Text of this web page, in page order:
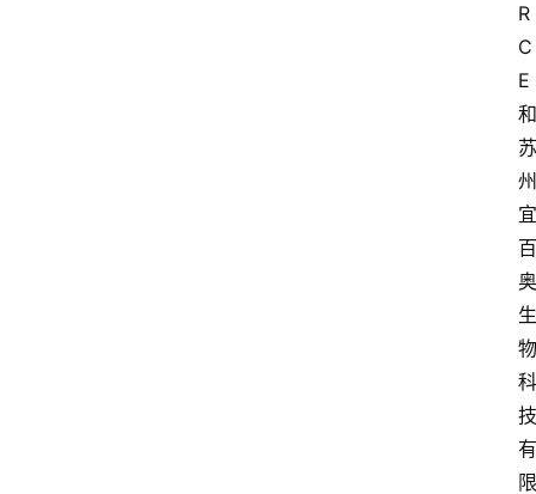
R
C
E
和
苏
州
宜
百
奥
生
物
科
技
有
限